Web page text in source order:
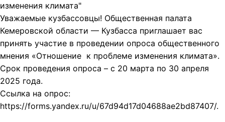
изменения климата"
Уважаемые кузбассовцы! Общественная палата
Кемеровской области — Кузбасса приглашает вас
принять участие в проведении опроса общественного
мнения «Отношение к проблеме изменения климата».
Срок проведения опроса – с 20 марта по 30 апреля
2025 года.
Ссылка на опрос:
https://forms.yandex.ru/u/67d94d17d04688ae2bd87407/.